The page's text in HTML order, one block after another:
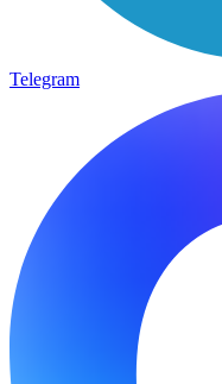
Telegram